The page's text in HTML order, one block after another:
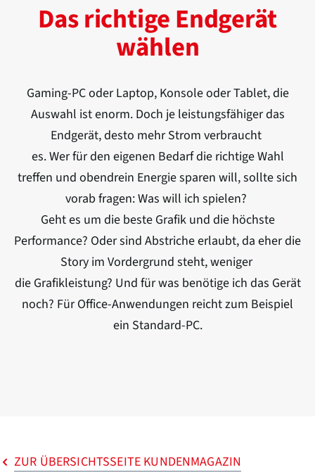
Das richtige Endgerät
wählen
Gaming-PC oder Laptop, Konsole oder Tablet, die
Auswahl ist enorm. Doch je leistungsfähiger das
Endgerät, desto mehr Strom verbraucht
es. Wer für den eigenen Bedarf die richtige Wahl
treffen und obendrein Energie sparen will, sollte sich
vorab fragen: Was will ich spielen?
Geht es um die beste Grafik und die höchste
Performance? Oder sind Abstriche erlaubt, da eher die
Story im Vordergrund steht, weniger
die Grafikleistung? Und für was benötige ich das Gerät
noch? Für Office-Anwendungen reicht zum Beispiel
ein Standard-PC.
ZUR ÜBERSICHTSSEITE KUNDENMAGAZIN